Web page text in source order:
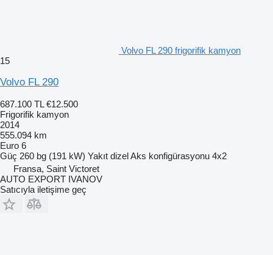
Volvo FL 290 frigorifik kamyon
15
Volvo FL 290
687.100 TL €12.500
Frigorifik kamyon
2014
555.094 km
Euro 6
Güç 260 bg (191 kW) Yakıt dizelAks konfigürasyonu 4x2
Fransa, Saint Victoret
AUTO EXPORT IVANOV
Satıcıyla iletişime geç